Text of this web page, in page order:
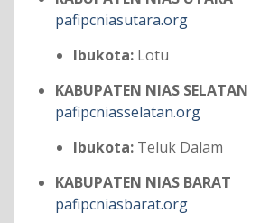
pafipcniasutara.org
Ibukota:Lotu
KABUPATEN NIAS SELATAN
pafipcniasselatan.org
Ibukota:Teluk Dalam
KABUPATEN NIAS BARAT
pafipcniasbarat.org